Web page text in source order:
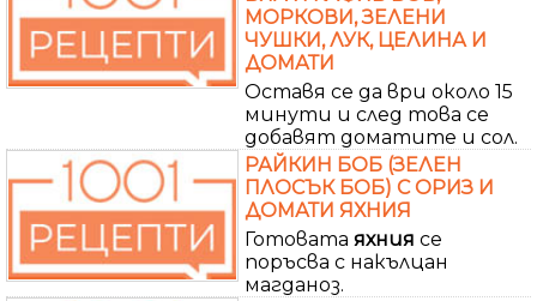
МОРКОВИ, ЗЕЛЕНИ
ЧУШКИ, ЛУК, ЦЕЛИНА И
ДОМАТИ
Оставя се да ври около 15
минути и след това се
добавят доматите и сол.
РАЙКИН БОБ (ЗЕЛЕН
ПЛОСЪК БОБ) С ОРИЗ И
ДОМАТИ ЯХНИЯ
Готовата яхния се
поръсва с накълцан
магданоз.